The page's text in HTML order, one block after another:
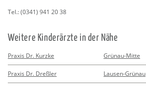
Tel.:(0341) 941 20 38
Wei­te­re Kin­der­ärz­te in der Nähe
Praxis Dr. Kurzke Grünau-Mitte
Praxis Dr. Dreßler Lausen-Grünau